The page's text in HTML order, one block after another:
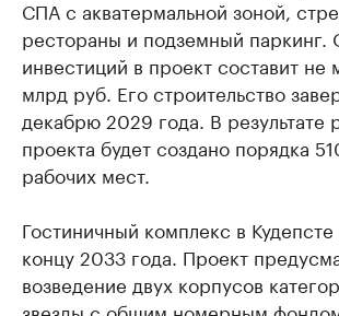
СПА с акватермальной зоной,
рестораны и подземный паркинг.
инвестиций в проект составит не
млрд руб. Его строительство
декабрю 2029 года. В результате
проекта будет создано порядка
рабочих мест.
Гостиничный комплекс в Кудепсте
концу 2033 года. Проект
возведение двух корпусов